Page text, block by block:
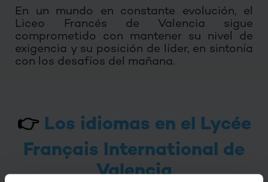
En un mundo en constante evolución, el
Liceo Francés de Valencia sigue
comprometido con mantener su nivel de
exigencia y su posición de líder, en sintonía
con los desafíos del mañana.
👉 Los idiomas en el Lycée
Français International de
Valencia